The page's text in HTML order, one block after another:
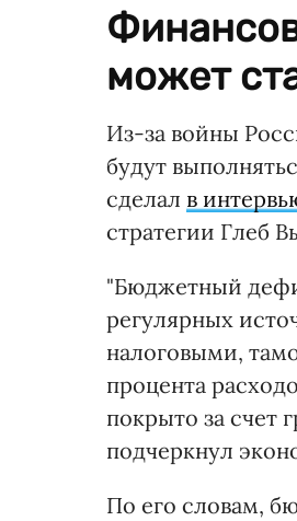
может
Из-за войны
будут
сделал в
стратегии Глеб
"Бюджетный
регулярных
налоговыми,
процента
покрыто за счет
подчеркнул
По его словам,